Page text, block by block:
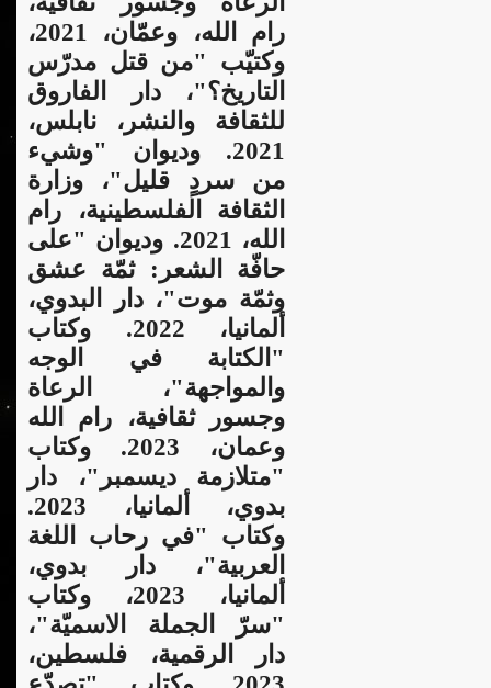
رام الله، وعمّان، 2021،
وكتيّب "من قتل مدرّس
التاريخ؟"،دار الفاروق
للثقافة والنشر، نابلس،
2021. وديوان "وشيء
من سردٍ قليل"، وزارة
الثقافة الفلسطينية، رام
الله، 2021. وديوان "على
حافّة الشعر: ثمّة عشق
وثمّة موت"، دار البدوي،
ألمانيا، 2022. وكتاب
"الكتابة في الوجه
والمواجهة"، الرعاة
وجسور ثقافية، رام الله
وعمان، 2023. و
كتاب
"متلازمة ديسمبر"، دار
بدوي، ألمانيا، 2023.
وكتاب "في رحاب اللغة
العربية"، دار بدوي،
ألمانيا، 2023، وكتاب
"سرّ الجملة الاسميّة"،
دار الرقمية، فلسطين،